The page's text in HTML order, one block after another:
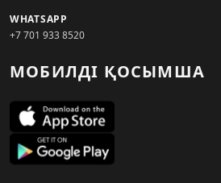
WHATSAPP
+7 701 933 8520
МОБИЛДІ ҚОСЫМША